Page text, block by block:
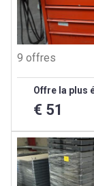
9 offres
Offre la plus
€ 51